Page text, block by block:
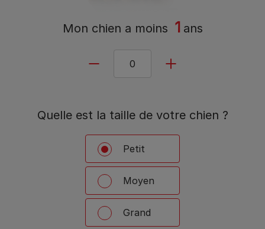
Mon chien a moins 1 ans
Quelle est la taille de votre chien ?
Petit
Moyen
Grand